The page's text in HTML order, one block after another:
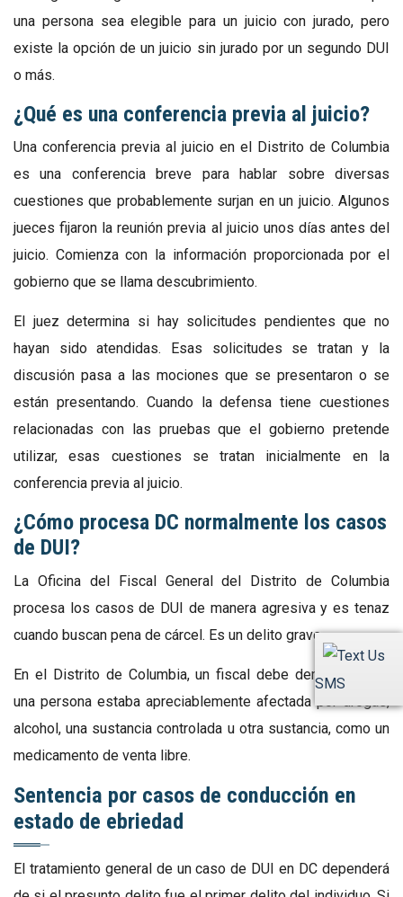
SMS
una persona sea elegible para un juicio con jurado, pero
existe la opción de un juicio sin jurado por un segundo DUI
o más.
¿Qué es una conferencia previa al juicio?
Una conferencia previa al juicio en el Distrito de Columbia
es una conferencia breve para hablar sobre diversas
cuestiones que probablemente surjan en un juicio. Algunos
jueces fijaron la reunión previa al juicio unos días antes del
juicio. Comienza con la información proporcionada por el
gobierno que se llama descubrimiento.
El juez determina si hay solicitudes pendientes que no
hayan sido atendidas. Esas solicitudes se tratan y la
discusión pasa a las mociones que se presentaron o se
están presentando. Cuando la defensa tiene cuestiones
relacionadas con las pruebas que el gobierno pretende
utilizar, esas cuestiones se tratan inicialmente en la
conferencia previa al juicio.
¿Cómo procesa DC normalmente los casos
de DUI?
La Oficina del Fiscal General del Distrito de Columbia
procesa los casos de DUI de manera agresiva y es tenaz
cuando buscan pena de cárcel. Es un delito grave.
En el Distrito de Columbia, un fiscal debe demostrar que
una persona estaba apreciablemente afectada por drogas,
alcohol, una sustancia controlada u otra sustancia, como un
medicamento de venta libre.
Sentencia por casos de conducción en
estado de ebriedad
El tratamiento general de un caso de DUI en DC dependerá